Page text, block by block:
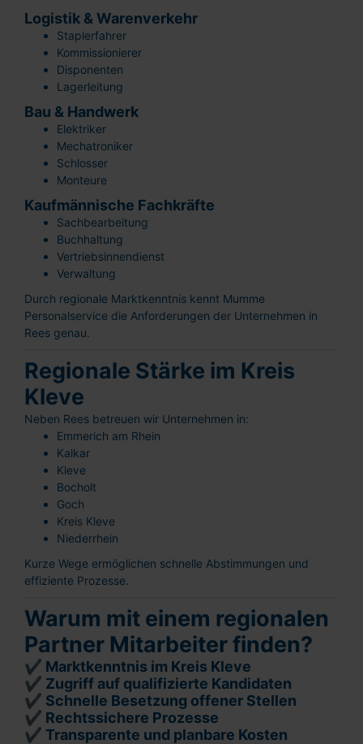
Logistik & Warenverkehr
Staplerfahrer
Kommissionierer
Disponenten
Lagerleitung
Bau & Handwerk
Elektriker
Mechatroniker
Schlosser
Monteure
Kaufmännische Fachkräfte
Sachbearbeitung
Buchhaltung
Vertriebsinnendienst
Verwaltung
Durch regionale Marktkenntnis kennt Mumme
Personalservice die Anforderungen der Unternehmen in
Rees genau.
Regionale Stärke im Kreis
Kleve
Neben Rees betreuen wir Unternehmen in:
Emmerich am Rhein
Kalkar
Kleve
Bocholt
Goch
Kreis Kleve
Niederrhein
Kurze Wege ermöglichen schnelle Abstimmungen und
effiziente Prozesse.
Warum mit einem regionalen
Partner Mitarbeiter finden?
✔ Marktkenntnis im Kreis Kleve
✔ Zugriff auf qualifizierte Kandidaten
✔ Schnelle Besetzung offener Stellen
✔ Rechtssichere Prozesse
✔ Transparente und planbare Kosten